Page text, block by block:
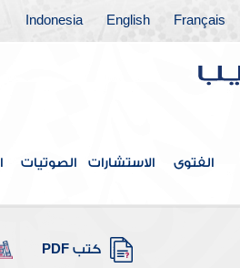
Français
English
Indonesia
الفتوى الاستشارات الصوتيات
كتب PDF